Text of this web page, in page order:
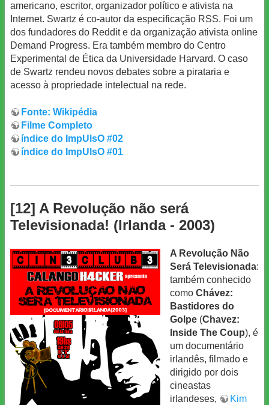
americano, escritor, organizador político e ativista na
Internet. Swartz é co-autor da especificação RSS. Foi um
dos fundadores do Reddit e da organização ativista online
Demand Progress. Era também membro do Centro
Experimental de Ética da Universidade Harvard. O caso
de Swartz rendeu novos debates sobre a pirataria e
acesso à propriedade intelectual na rede.
Fonte: Wikipédia
Filme Completo
índice do ImpUlsO #02
índice do ImpUlsO #01
[12] A Revolução não será
Televisionada! (Irlanda - 2003)
A Revolução Não
Será Televisionada:
também conhecido
como Chávez:
Bastidores do
Golpe (Chavez:
Inside The Coup), é
um documentário
irlandês, filmado e
dirigido por dois
cineastas
irlandeses,
Kim